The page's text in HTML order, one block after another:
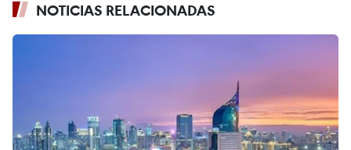
NOTICIAS RELACIONADAS